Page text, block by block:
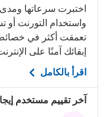
اختبرت سرعاتها
واستخدام التورنت أو
تعمقت أكثر في خصائص
إبقائك آمنًا على
اقرأ بالكامل
آخر تقييم مستخدم